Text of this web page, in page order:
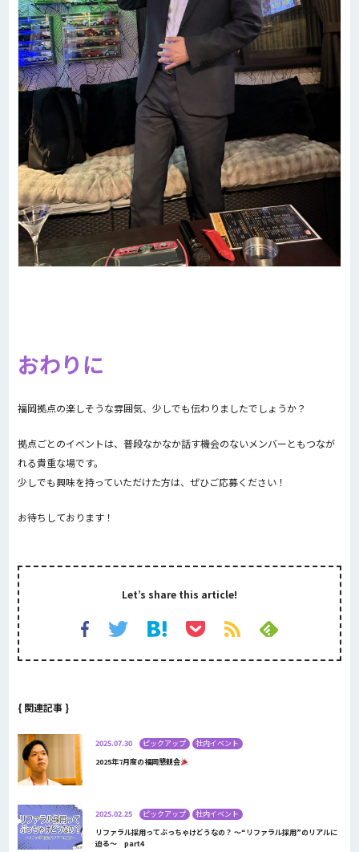
おわりに
福岡拠点の楽しそうな雰囲気、少しでも伝わりましたでしょうか？
拠点ごとのイベントは、普段なかなか話す機会のないメンバーともつなが
れる貴重な場です。
少しでも興味を持っていただけた方は、ぜひご応募ください！
お待ちしております！
Let’s share this article!
{ 関連記事 }
2025.07.30 ピックアップ
社内イベント
2025年7月度の福岡懇親会
2025.02.25 ピックアップ
社内イベント
リファラル採用ってぶっちゃけどうなの？ ～“リファラル採用”のリアルに
迫る～ part4